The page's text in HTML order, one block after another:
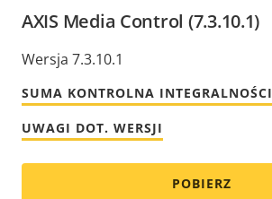
AXIS Media Control (7.3.10.1)
Wersja 7.3.10.1
SUMA KONTROLNA INTEGRALNOŚCI
UWAGI DOT. WERSJI
POBIERZ